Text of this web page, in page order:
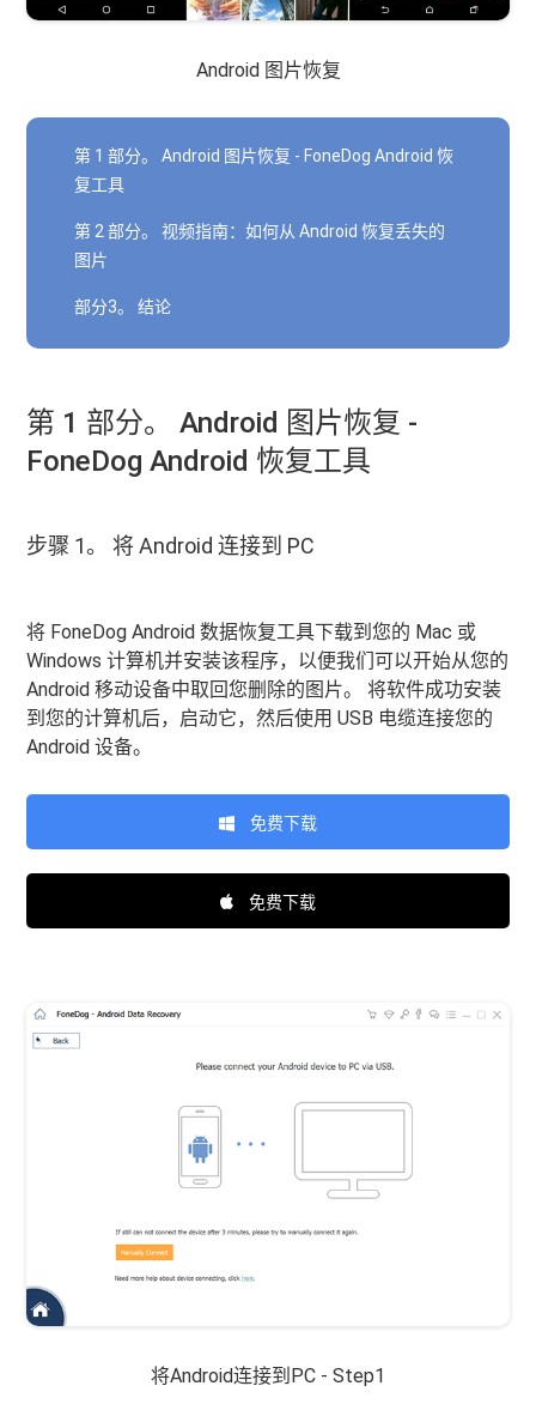
Android 图片恢复
第 1 部分。 Android 图片恢复 - FoneDog Android 恢
复工具
第 2 部分。 视频指南：如何从 Android 恢复丢失的
图片
部分3。 结论
第 1 部分。 Android 图片恢复 -
FoneDog Android 恢复工具
步骤 1。 将 Android 连接到 PC
将 FoneDog Android 数据恢复工具下载到您的 Mac 或
Windows 计算机并安装该程序，以便我们可以开始从您的
Android 移动设备中取回您删除的图片。 将软件成功安装
到您的计算机后，启动它，然后使用 USB 电缆连接您的
Android 设备。
免费下载
免费下载
将Android连接到PC - Step1